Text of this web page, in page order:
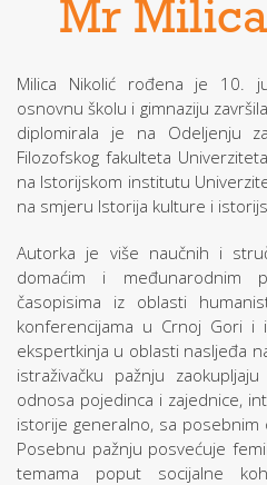
Mr
Milica Nikolić rođena je 10.
osnovnu školu i gimnaziju
diplomirala je na Odeljenju
Filozofskog fakulteta
na Istorijskom institutu
na smjeru Istorija kulture i
Autorka je više naučnih i
domaćim i međunarodnim
časopisima iz oblasti
konferencijama u Crnoj Gori i
ekspertkinja u oblasti nasljeđa
istraživačku pažnju
odnosa pojedinca i zajednice,
istorije generalno, sa posebnim
Posebnu pažnju posvećuje
temama poput socijalne